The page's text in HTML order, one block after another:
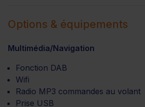
Options & équipements
Multimédia/Navigation
Fonction DAB
Wifi
Radio MP3 commandes au volant
Prise USB